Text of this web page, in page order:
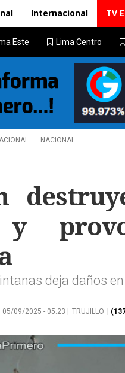
Internacional TV
Este Lima Centro
NACIONAL
deja daños
05/09/2025 - 05:23 | TRUJILLO |